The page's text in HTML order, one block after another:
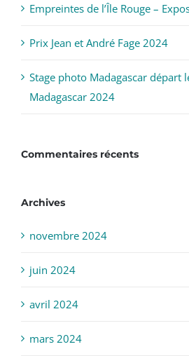
Empreintes de l’Île Rouge –
Prix Jean et André Fage 2024
Stage photo Madagascar départ
Madagascar 2024
Commentaires récents
Archives
novembre 2024
juin 2024
avril 2024
mars 2024